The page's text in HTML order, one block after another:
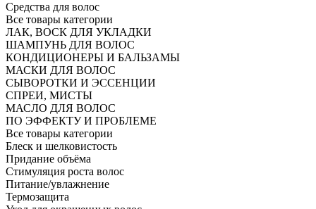
Средства для волос
Все товары категории
ЛАК, ВОСК ДЛЯ УКЛАДКИ
ШАМПУНЬ ДЛЯ ВОЛОС
КОНДИЦИОНЕРЫ И БАЛЬЗАМЫ
МАСКИ ДЛЯ ВОЛОС
СЫВОРОТКИ И ЭССЕНЦИИ
СПРЕИ, МИСТЫ
МАСЛО ДЛЯ ВОЛОС
ПО ЭФФЕКТУ И ПРОБЛЕМЕ
Все товары категории
Блеск и шелковистость
Придание объёма
Стимуляция роста волос
Питание/увлажнение
Термозащита